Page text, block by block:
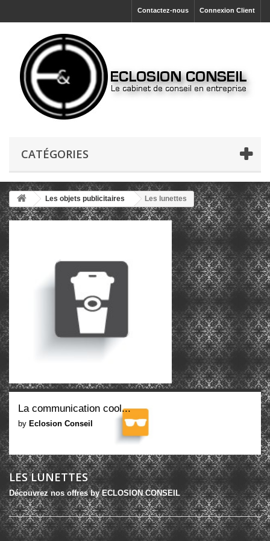
Connexion Client
Contactez-nous
CATÉGORIES
Les objets publicitaires Les lunettes
La communication cool...
by Eclosion Conseil
LES LUNETTES
Découvrez nos offres by ECLOSION CONSEIL